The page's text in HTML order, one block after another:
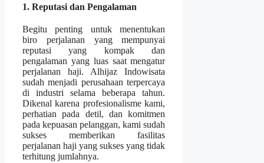
1. Reputasi dan Pengalaman
Begitu penting untuk menentukan
biro perjalanan yang mempunyai
reputasi yang kompak dan
pengalaman yang luas saat mengatur
perjalanan haji. Alhijaz Indowisata
sudah menjadi perusahaan terpercaya
di industri selama beberapa tahun.
Dikenal karena profesionalisme kami,
perhatian pada detil, dan komitmen
pada kepuasan pelanggan, kami sudah
sukses memberikan fasilitas
perjalanan haji yang sukses yang tidak
terhitung jumlahnya.